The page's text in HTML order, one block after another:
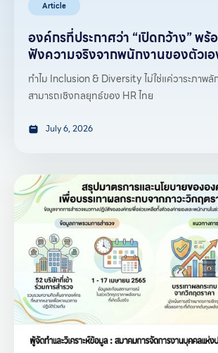
Article
องค์กรที่ประกาศว่า “เปิดกว้าง” พร้
ฟังความจริงจากพนักงานของตัวเ
ทำไม Inclusion & Diversity ไม่ใช่แค่วาระภาพ
สามารถเชิงกลยุทธ์ของ HR ไทย
July 6, 2026